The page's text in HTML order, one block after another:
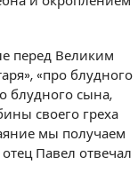
перед Великим
«про блудного
блудного сына,
своего греха
мы получаем
Павел отвечал